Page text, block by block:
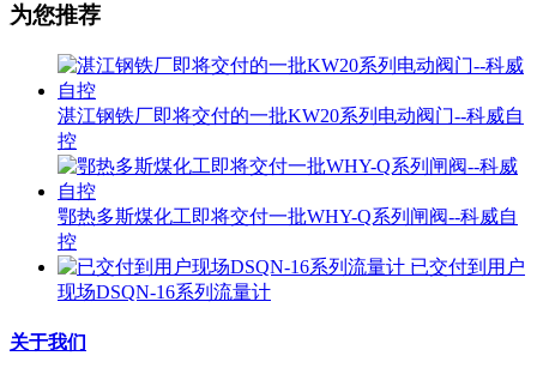
为您推荐
湛江钢铁厂即将交付的一批KW20系列电动阀门--科威自
控
鄂热多斯煤化工即将交付一批WHY-Q系列闸阀--科威自
控
已交付到用户
现场DSQN-16系列流量计
关于我们